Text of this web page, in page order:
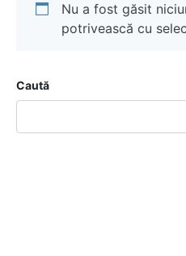
Nu a fost găsit
potrivească cu
Caută